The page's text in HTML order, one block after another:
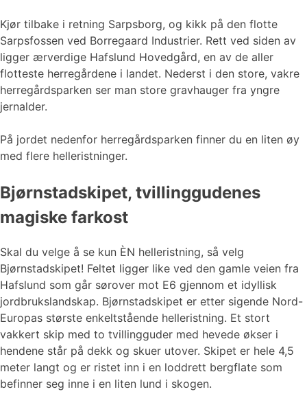
Kjør tilbake i retning Sarpsborg, og kikk på den flotte
Sarpsfossen ved Borregaard Industrier. Rett ved siden av
ligger ærverdige Hafslund Hovedgård, en av de aller
flotteste herregårdene i landet. Nederst i den store, vakre
herregårdsparken ser man store gravhauger fra yngre
jernalder.
På jordet nedenfor herregårdsparken finner du en liten øy
med flere helleristninger.
Bjørnstadskipet, tvillinggudenes
magiske farkost
Skal du velge å se kun ÈN helleristning, så velg
Bjørnstadskipet! Feltet ligger like ved den gamle veien fra
Hafslund som går sørover mot E6 gjennom et idyllisk
jordbrukslandskap. Bjørnstadskipet er etter sigende Nord-
Europas største enkeltstående helleristning. Et stort
vakkert skip med to tvillingguder med hevede økser i
hendene står på dekk og skuer utover. Skipet er hele 4,5
meter langt og er ristet inn i en loddrett bergflate som
befinner seg inne i en liten lund i skogen.